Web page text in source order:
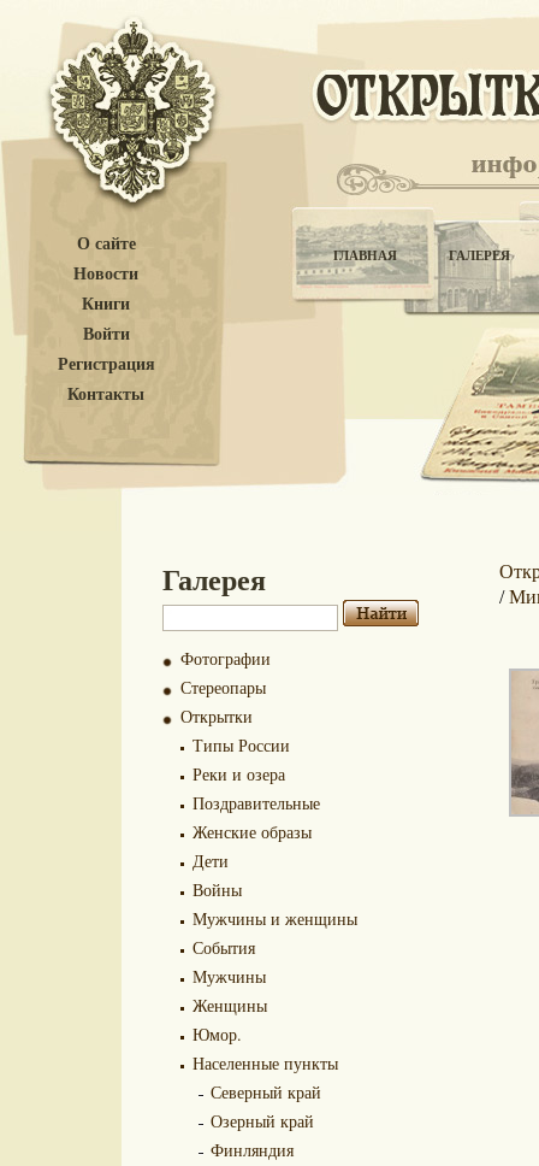
О сайте
Новости
Книги
Войти
Регистрация
Контакты
ГЛАВНАЯ ГАЛЕРЕЯ
Галерея
Фотографии
Стереопары
Открытки
Типы России
Реки и озера
Поздравительные
Женские образы
Дети
Войны
Мужчины и женщины
События
Мужчины
Женщины
Юмор.
Населенные пункты
Северный край
Озерный край
Финляндия
/